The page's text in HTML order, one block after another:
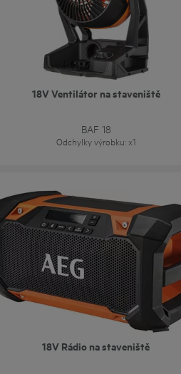
18V Ventilátor na staveniště
BAF 18
Odchylky výrobku: x1
18V Rádio na staveniště